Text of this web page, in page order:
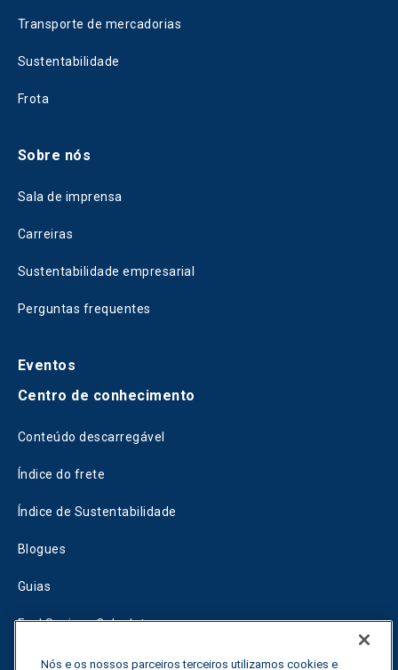
Transporte de mercadorias
Sustentabilidade
Frota
Sobre nós
Sala de imprensa
Carreiras
Sustentabilidade empresarial
Perguntas frequentes
Eventos
Centro de conhecimento
Conteúdo descarregável
Índice do frete
Índice de Sustentabilidade
Blogues
Guias
Fuel Savings Calculator
Calculadora de otimização do transporte
Nós e os nossos parceiros terceiros utilizamos cookies e